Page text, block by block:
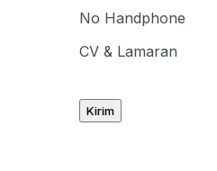
No Handphone
CV & Lamaran